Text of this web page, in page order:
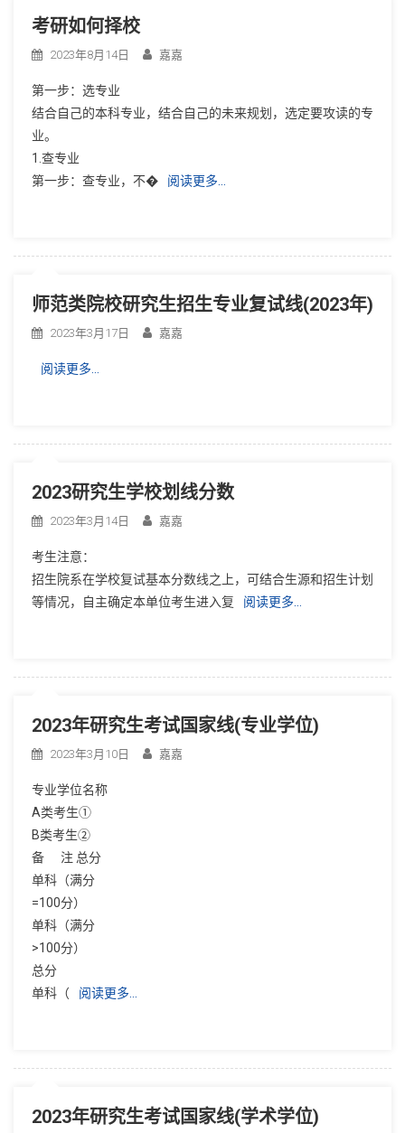
考研如何择校
2023年8月14日 嘉嘉
第一步：选专业
结合自己的本科专业，结合自己的未来规划，选定要攻读的专
业。
1.查专业
第一步：查专业，不�
阅读更多…
师范类院校研究生招生专业复试线(2023年)
2023年3月17日 嘉嘉
阅读更多…
2023研究生学校划线分数
2023年3月14日 嘉嘉
考生注意：
招生院系在学校复试基本分数线之上，可结合生源和招生计划
等情况，自主确定本单位考生进入复
阅读更多…
2023年研究生考试国家线(专业学位)
2023年3月10日 嘉嘉
专业学位名称
A类考生①
B类考生②
备 注 总分
单科（满分
=100分）
单科（满分
>100分）
总分
单科（
阅读更多…
2023年研究生考试国家线(学术学位)